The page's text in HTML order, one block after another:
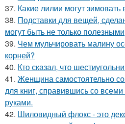
37. Какие лилии могут зимовать
38. Подставки для вещей,
могут быть не только
39. Чем мульчировать малину
корней?
40. Кто сказал, что
41. Женщина самостоятельно
для книг, справившись со
руками.
42. Шиловидный флокс - это